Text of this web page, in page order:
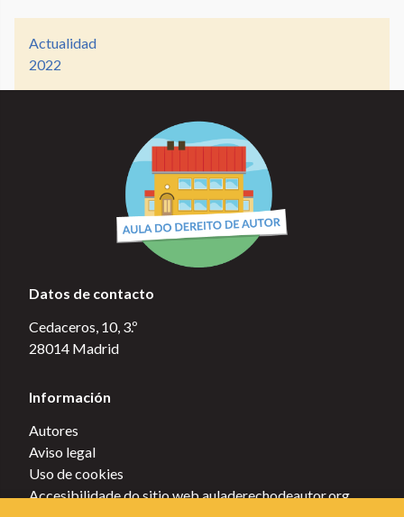
Actualidad
2022
Datos de contacto
Cedaceros, 10, 3.º
28014 Madrid
Información
Autores
Aviso legal
Uso de cookies
Accesibilidade do sitio web auladerechodeautor.org